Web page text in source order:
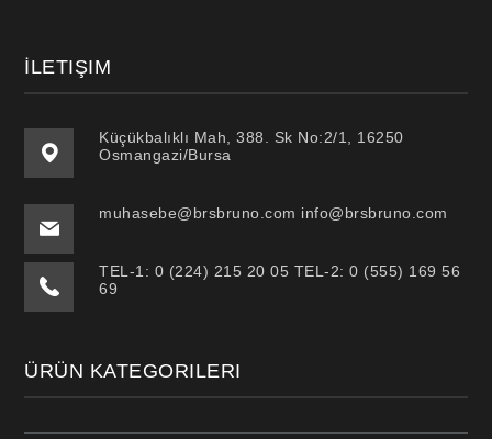
İLETIŞIM
Küçükbalıklı Mah, 388. Sk No:2/1, 16250
Osmangazi/Bursa
muhasebe@brsbruno.com info@brsbruno.com
TEL-1: 0 (224) 215 20 05 TEL-2: 0 (555) 169 56
69
ÜRÜN KATEGORILERI